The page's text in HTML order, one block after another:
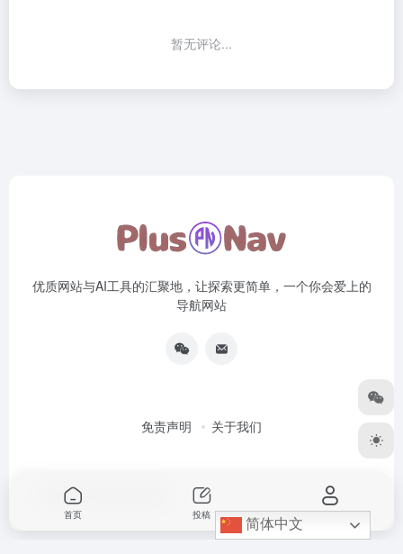
暂无评论...
优质网站与AI工具的汇聚地，让探索更简单，一个你会爱上的
导航网站
免责声明 关于我们
Copyright © 2026
简体中文
首页 投稿 我的